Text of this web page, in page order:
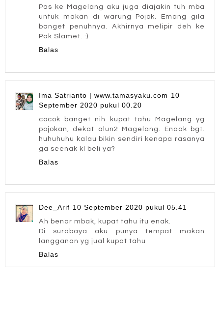
Pas ke Magelang aku juga diajakin tuh mba
untuk makan di warung Pojok. Emang gila
banget penuhnya. Akhirnya melipir deh ke
Pak Slamet. :)
Balas
Ima Satrianto | www.tamasyaku.com 10
September 2020 pukul 00.20
cocok banget nih kupat tahu Magelang yg
pojokan, dekat alun2 Magelang. Enaak bgt.
huhuhuhu kalau bikin sendiri kenapa rasanya
ga seenak kl beli ya?
Balas
Dee_Arif 10 September 2020 pukul 05.41
Ah benar mbak, kupat tahu itu enak.
Di surabaya aku punya tempat makan
langganan yg jual kupat tahu
Balas